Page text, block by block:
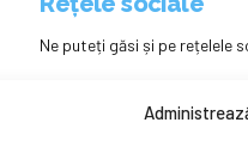
Ne puteți găsi și pe rețelele